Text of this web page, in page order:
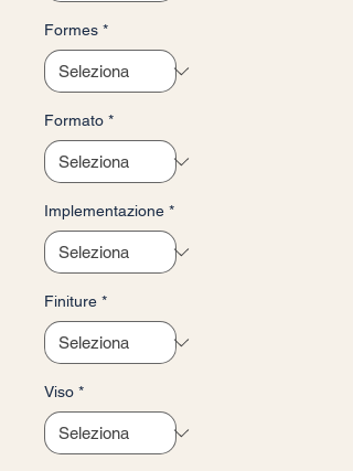
Formes *
Formato *
Implementazione *
Finiture *
Viso *